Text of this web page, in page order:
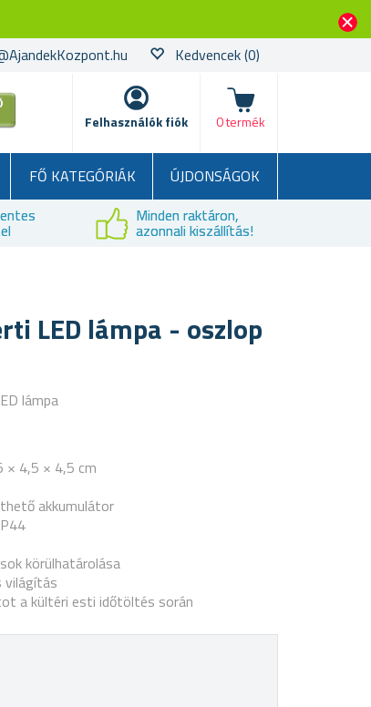
Kedvencek(0)
Felhasználók fiók
kosár
0 termék
FŐ KATEGÓRIÁK
ÚJDONSÁGOK
Minden raktáron,
azonnali kiszállítás!
LED lámpa - oszlop
lámpa
× 4,5 × 4,5 cm
akkumulátor
körülhatárolása
világítás
a kültéri esti időtöltés során